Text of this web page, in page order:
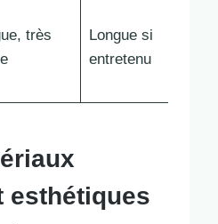
très
Longue si
entretenu
esthétiques